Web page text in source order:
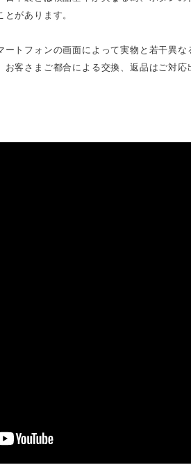
があります。
ートフォンの画面によって実物と若干異な
お客さまご都合による交換、返品はご対応